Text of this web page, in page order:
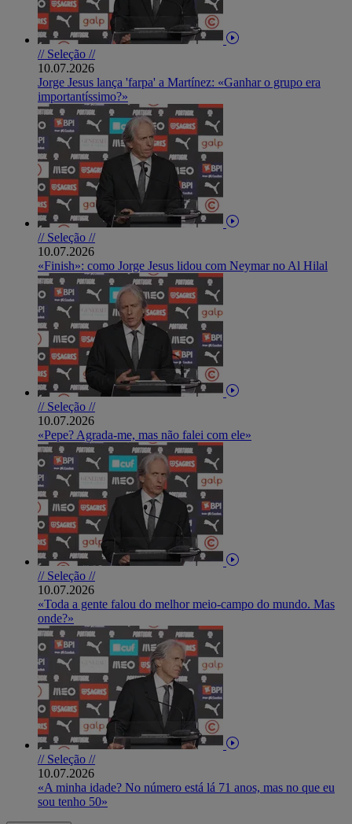
// Seleção //
10.07.2026
Jorge Jesus lança 'farpa' a Martínez: «Ganhar o grupo era
importantíssimo?»
// Seleção //
10.07.2026
«Finish»: como Jorge Jesus lidou com Neymar no Al Hilal
// Seleção //
10.07.2026
«Pepe? Agrada-me, mas não falei com ele»
// Seleção //
10.07.2026
«Toda a gente falou do melhor meio-campo do mundo. Mas
onde?»
// Seleção //
10.07.2026
«A minha idade? No número está lá 71 anos, mas no que eu
sou tenho 50»